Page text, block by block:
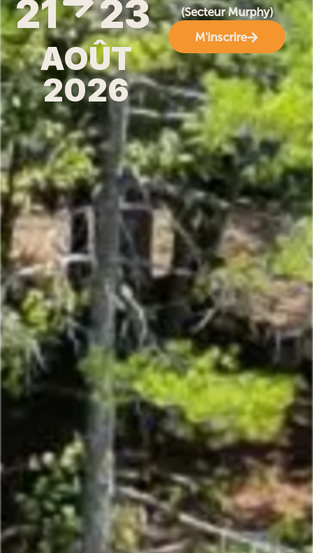
21 23
AOÛT
2026
(Secteur Murphy)
M'inscrire